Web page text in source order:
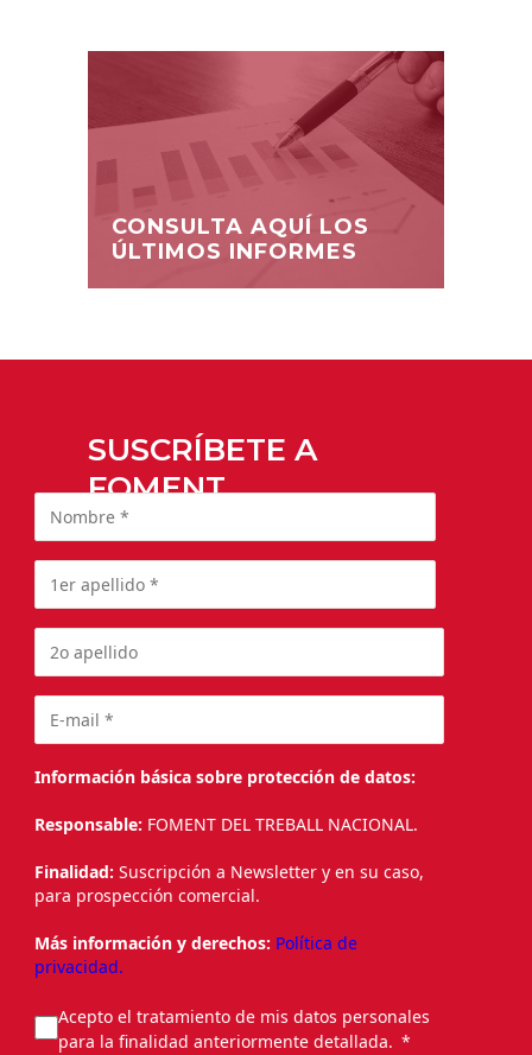
CONSULTA AQUÍ LOS
ÚLTIMOS INFORMES
SUSCRÍBETE A
FOMENT
Información básica sobre protección de datos:
Responsable: FOMENT DEL TREBALL NACIONAL.
Finalidad: Suscripción a Newsletter y en su caso,
para prospección comercial.
Más información y derechos: Política de
privacidad.
Acepto el tratamiento de mis datos personales
para la finalidad anteriormente detallada.